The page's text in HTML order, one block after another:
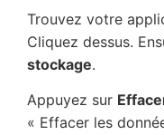
Trouvez votre
Cliquez dessus.
stockage.
Appuyez sur
« Effacer les